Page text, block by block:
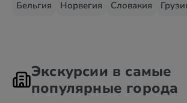
Бельгия
Норвегия Словакия
Экскурсии в самые
популярные города